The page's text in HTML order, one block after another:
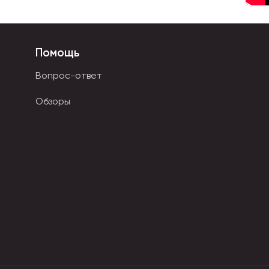
Прямо сейчас вы можете купить свечи оптом от
Помощь
Вопрос-ответ
Обзоры